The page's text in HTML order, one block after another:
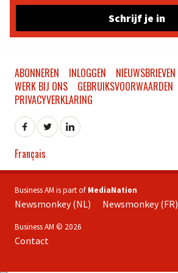
Schrijf je in
ABONNEREN INLOGGEN NIEUWSBRIEVEN
WERK BIJ ONS
GEBRUIKSVOORWAARDEN
PRIVACYVERKLARING
Français
Business AM is part of MediaNation
Newsmonkey (NL) Newsmonkey (FR)
Business AM © 2026
Contact